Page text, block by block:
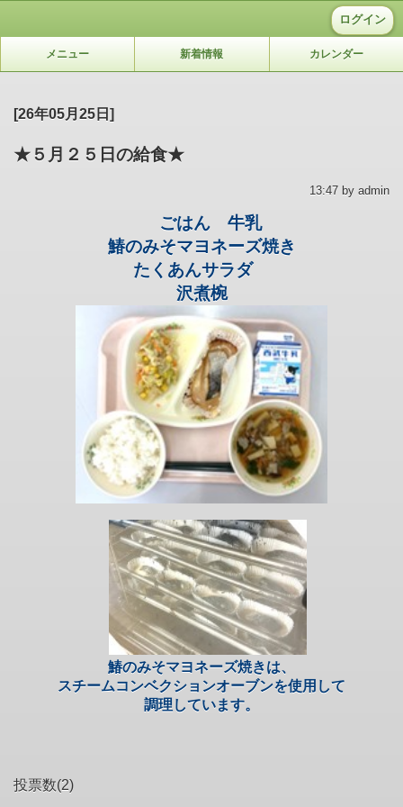
ログイン
メニュー 新着情報 カレンダー
[26年05月25日]
★５月２５日の給食★
13:47 by admin
ごはん 牛乳
鰆のみそマヨネーズ焼き
たくあんサラダ
沢煮椀
鰆のみそマヨネーズ焼きは、
スチームコンベクションオーブンを使用して
調理しています。
投票数(2)